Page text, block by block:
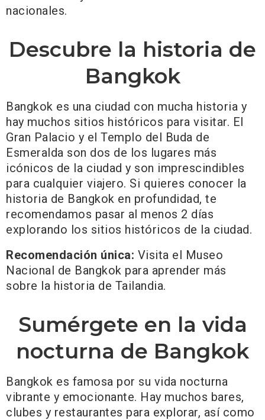
nacionales.
Descubre la historia de
Bangkok
Bangkok es una ciudad con mucha historia y
hay muchos sitios históricos para visitar. El
Gran Palacio y el Templo del Buda de
Esmeralda son dos de los lugares más
icónicos de la ciudad y son imprescindibles
para cualquier viajero. Si quieres conocer la
historia de Bangkok en profundidad, te
recomendamos pasar al menos 2 días
explorando los sitios históricos de la ciudad.
Recomendación única: Visita el Museo
Nacional de Bangkok para aprender más
sobre la historia de Tailandia.
Sumérgete en la vida
nocturna de Bangkok
Bangkok es famosa por su vida nocturna
vibrante y emocionante. Hay muchos bares,
clubes y restaurantes para explorar, así como